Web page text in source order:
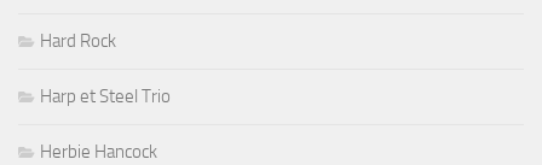
Hard Rock
Harp et Steel Trio
Herbie Hancock